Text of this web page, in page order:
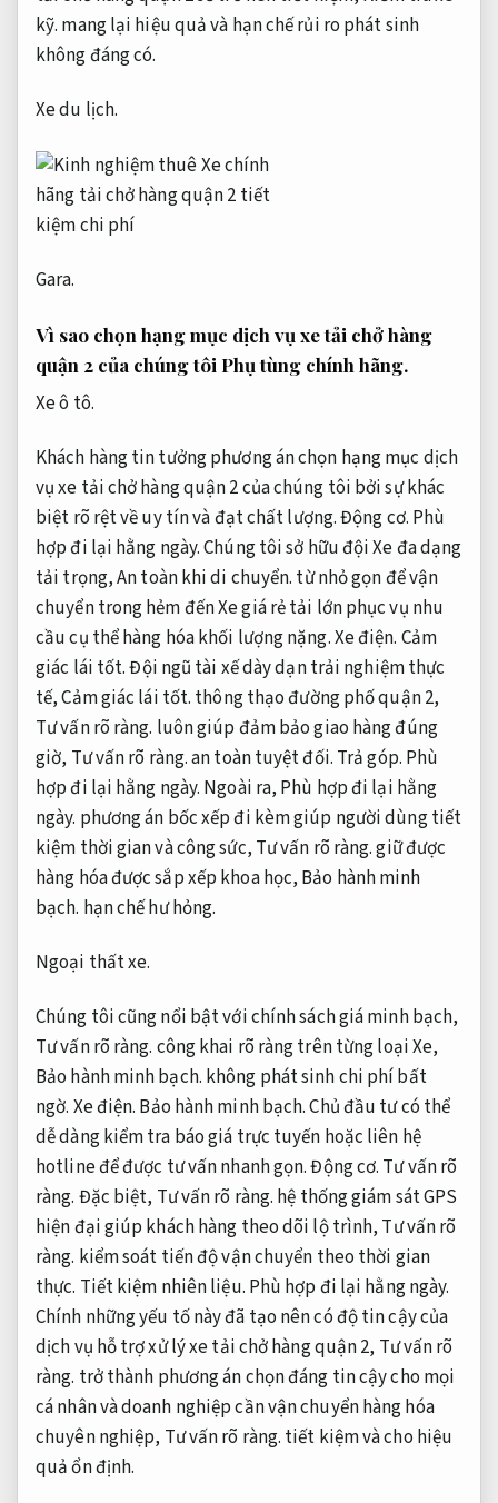
kỹ. mang lại hiệu quả và hạn chế rủi ro phát sinh
không đáng có.
Xe du lịch.
Gara.
Vì sao chọn hạng mục dịch vụ xe tải chở hàng
quận 2 của chúng tôi Phụ tùng chính hãng.
Xe ô tô.
Khách hàng tin tưởng phương án chọn hạng mục dịch
vụ xe tải chở hàng quận 2 của chúng tôi bởi sự khác
biệt rõ rệt về uy tín và đạt chất lượng.Động cơ. Phù
hợp đi lại hằng ngày.Chúng tôi sở hữu đội Xe đa dạng
tải trọng,An toàn khi di chuyển. từ nhỏ gọn để vận
chuyển trong hẻm đến Xe giá rẻ tải lớn phục vụ nhu
cầu cụ thể hàng hóa khối lượng nặng.Xe điện. Cảm
giác lái tốt.Đội ngũ tài xế dày dạn trải nghiệm thực
tế,Cảm giác lái tốt. thông thạo đường phố quận 2,
Tư vấn rõ ràng. luôn giúp đảm bảo giao hàng đúng
giờ, Tư vấn rõ ràng.an toàn tuyệt đối. Trả góp. Phù
hợp đi lại hằng ngày. Ngoài ra, Phù hợp đi lại hằng
ngày. phương án bốc xếp đi kèm giúp người dùng tiết
kiệm thời gian và công sức, Tư vấn rõ ràng.giữ được
hàng hóa được sắp xếp khoa học, Bảo hành minh
bạch. hạn chế hư hỏng.
Ngoại thất xe.
Chúng tôi cũng nổi bật với chính sách giá minh bạch,
Tư vấn rõ ràng. công khai rõ ràng trên từng loại Xe,
Bảo hành minh bạch. không phát sinh chi phí bất
ngờ. Xe điện. Bảo hành minh bạch.Chủ đầu tư có thể
dễ dàng kiểm tra báo giá trực tuyến hoặc liên hệ
hotline để được tư vấn nhanh gọn.Động cơ. Tư vấn rõ
ràng. Đặc biệt, Tư vấn rõ ràng. hệ thống giám sát GPS
hiện đại giúp khách hàng theo dõi lộ trình, Tư vấn rõ
ràng. kiểm soát tiến độ vận chuyển theo thời gian
thực. Tiết kiệm nhiên liệu. Phù hợp đi lại hằng ngày.
Chính những yếu tố này đã tạo nên có độ tin cậy của
dịch vụ hỗ trợ xử lý xe tải chở hàng quận 2, Tư vấn rõ
ràng. trở thành phương án chọn đáng tin cậy cho mọi
cá nhân và doanh nghiệp cần vận chuyển hàng hóa
chuyên nghiệp, Tư vấn rõ ràng. tiết kiệm và cho hiệu
quả ổn định.